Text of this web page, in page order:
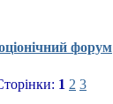
форум
1 2 3